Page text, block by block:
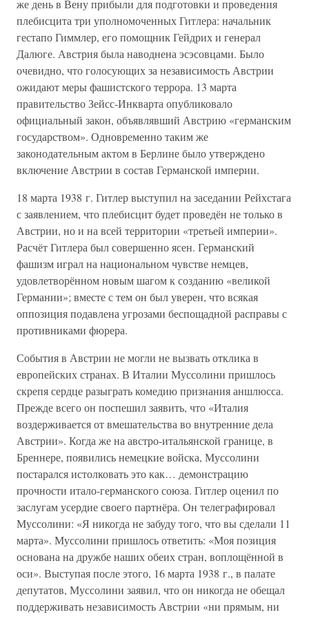
же день в Вену прибыли для подготовки и проведения
плебисцита три уполномоченных Гитлера: начальник
гестапо Гиммлер, его помощник Гейдрих и генерал
Далюге. Австрия была наводнена эсэсовцами. Было
очевидно, что голосующих за независимость Австрии
ожидают меры фашистского террора. 13 марта
правительство Зейсс-Инкварта опубликовало
официальный закон, объявлявший Австрию «германским
государством». Одновременно таким же
законодательным актом в Берлине было утверждено
включение Австрии в состав Германской империи.
18 марта 1938 г. Гитлер выступил на заседании Рейхстага
с заявлением, что плебисцит будет проведён не только в
Австрии, но и на всей территории «третьей империи».
Расчёт Гитлера был совершенно ясен. Германский
фашизм играл на национальном чувстве немцев,
удовлетворённом новым шагом к созданию «великой
Германии»; вместе с тем он был уверен, что всякая
оппозиция подавлена угрозами беспощадной расправы с
противниками фюрера.
События в Австрии не могли не вызвать отклика в
европейских странах. В Италии Муссолини пришлось
скрепя сердце разыграть комедию признания аншлюсса.
Прежде всего он поспешил заявить, что «Италия
воздерживается от вмешательства во внутренние дела
Австрии». Когда же на австро-итальянской границе, в
Бреннере, появились немецкие войска, Муссолини
постарался истолковать это как… демонстрацию
прочности итало-германского союза. Гитлер оценил по
заслугам усердие своего партнёра. Он телеграфировал
Муссолини: «Я никогда не забуду того, что вы сделали 11
марта». Муссолини пришлось ответить: «Моя позиция
основана на дружбе наших обеих стран, воплощённой в
оси». Выступая после этого, 16 марта 1938 г., в палате
депутатов, Муссолини заявил, что он никогда не обещал
поддерживать независимость Австрии «ни прямым, ни